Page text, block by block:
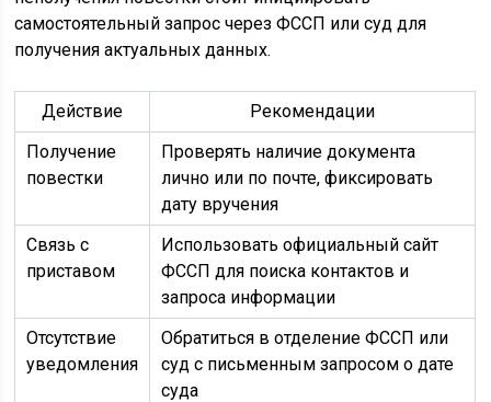
самостоятельный запрос через ФССП или суд для
получения актуальных данных.
Действие
Рекомендации
Получение
повестки
Проверять наличие документа
лично или по почте, фиксировать
дату вручения
Связь с
приставом
Использовать официальный сайт
ФССП для поиска контактов и
запроса информации
Отсутствие
уведомления
Обратиться в отделение ФССП или
суд с письменным запросом о дате
суда